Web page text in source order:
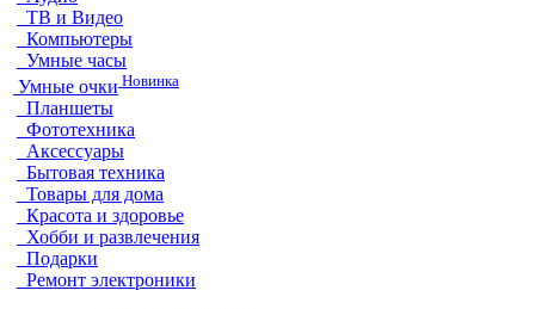
ТВ и Видео
Компьютеры
Умные часы
Умные очки Новинка
Планшеты
Фототехника
Аксессуары
Бытовая техника
Товары для дома
Красота и здоровье
Хобби и развлечения
Подарки
Ремонт электроники